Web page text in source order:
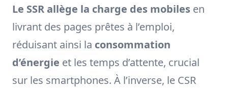
Le SSR allège la charge des mobiles en
livrant des pages prêtes à l’emploi,
réduisant ainsi la consommation
d’énergie et les temps d’attente, crucial
sur les smartphones. À l’inverse, le CSR